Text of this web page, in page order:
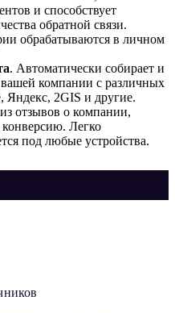
и способствует
обратной связи.
обрабатываются в личном
. Автоматически собирает и
вашей компании с различных
Яндекс, 2GIS и другие.
отзывов о компании,
конверсию. Легко
под любые устройства.